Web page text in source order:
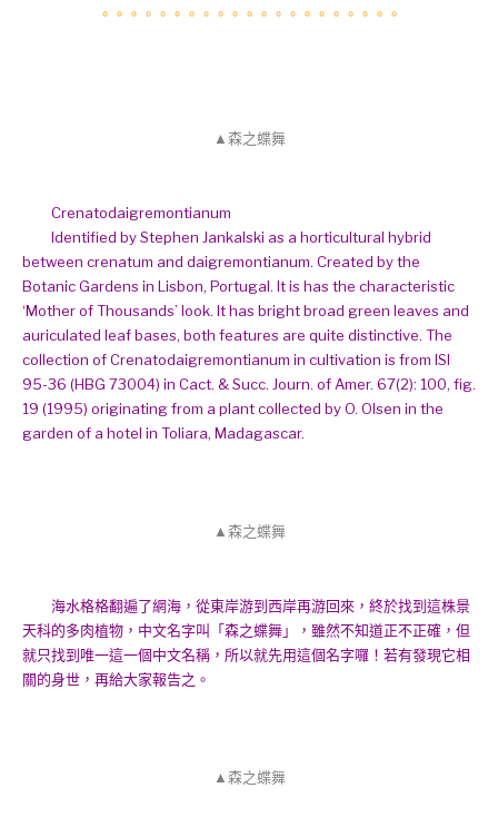
。。。。。。。。。。。。。。。。。。。。。
▲森之蝶舞
Crenatodaigremontianum
Identified by Stephen Jankalski as a horticultural hybrid
between crenatum and daigremontianum. Created by the
Botanic Gardens in Lisbon, Portugal. It is has the characteristic
‘Mother of Thousands’ look. It has bright broad green leaves and
auriculated leaf bases, both features are quite distinctive. The
collection of Crenatodaigremontianum in cultivation is from ISI
95-36 (HBG 73004) in Cact. & Succ. Journ. of Amer. 67(2): 100, fig.
19 (1995) originating from a plant collected by O. Olsen in the
garden of a hotel in Toliara, Madagascar.
▲森之蝶舞
海水格格翻遍了網海，從東岸游到西岸再游回來，終於找到這株景
天科的多肉植物，中文名字叫「森之蝶舞」，雖然不知道正不正確，但
就只找到唯一這一個中文名稱，所以就先用這個名字囉！若有發現它相
關的身世，再給大家報告之。
▲森之蝶舞